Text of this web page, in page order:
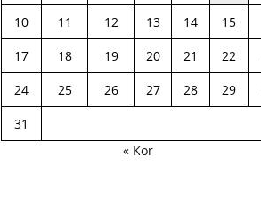
10
11 12 13 14 15
17
18 19 20 21 22
24
25 26 27 28 29
31
« Kor